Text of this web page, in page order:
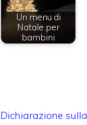
Un menu di
Natale per
bambini
Dichiarazione sulla